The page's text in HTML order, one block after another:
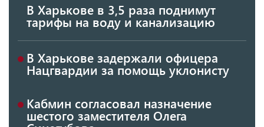
В Харькове в 3,5 раза поднимут
тарифы на воду и канализацию
В Харькове задержали офицера
Нацгвардии за помощь уклонисту
Кабмин согласовал назначение
шестого заместителя Олега